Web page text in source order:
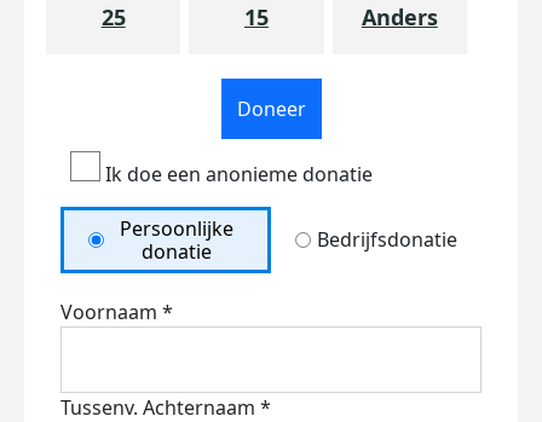
25 15 Anders
Doneer
Ik doe een anonieme donatie
Persoonlijke
donatie
Bedrijfsdonatie
Voornaam *
Tussenv. Achternaam *